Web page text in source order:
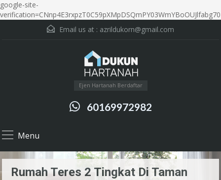
google-site-
verification=CNnp4E3rxpzT0C59pXMpDSQmPY03WmYBoOUJlfabg70
Email us at : azrildukorn@gmail.com
Ejen Hartanah Berdaftar
60169972982
Menu
Rumah Teres 2 Tingkat Di Taman